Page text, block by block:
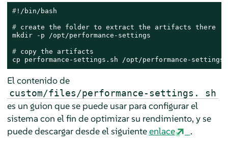
#!/bin/bash
# create the folder to extract the artifacts there
# copy the artifacts
cp performance-settings.sh /opt/performance-settings/
El contenido de
custom/files/performance-settings. sh
es un guion que se puede usar para configurar el
sistema con el fin de optimizar su rendimiento, y se
puede descargar desde el siguienteenlace .